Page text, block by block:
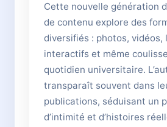
Cette nouvelle génération
de contenu explore des
diversifiés : photos, vidéos,
interactifs et même
quotidien universitaire.
transparaît souvent dans
publications, séduisant un
d’intimité et d’histoires